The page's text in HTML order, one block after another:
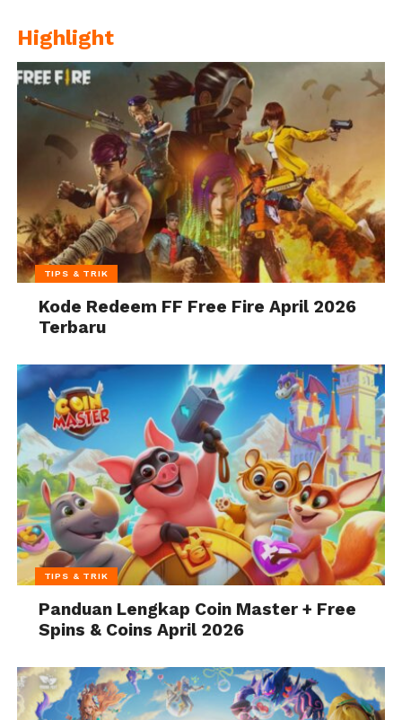
Highlight
TIPS & TRIK
Kode Redeem FF Free Fire April 2026
Terbaru
TIPS & TRIK
Panduan Lengkap Coin Master + Free
Spins & Coins April 2026